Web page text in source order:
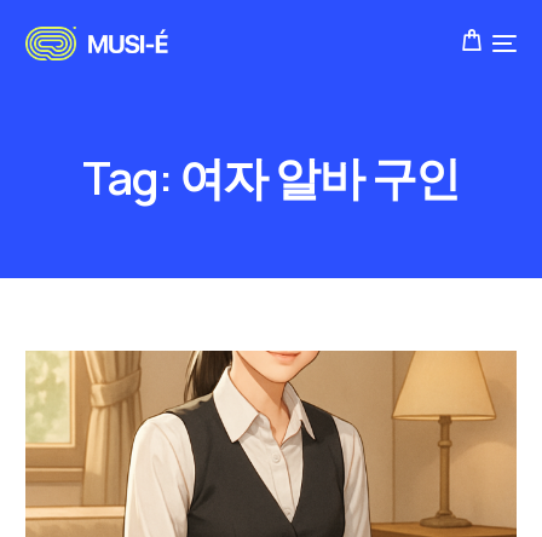
Tag: 여자 알바 구인